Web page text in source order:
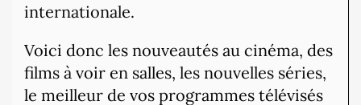
internationale.
Voici donc les nouveautés au cinéma, des
films à voir en salles, les nouvelles séries,
le meilleur de vos programmes télévisés